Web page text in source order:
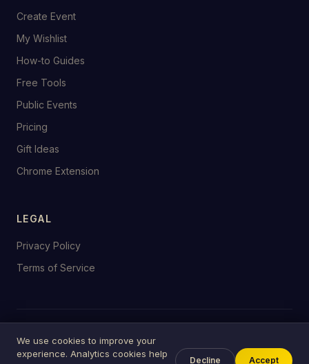
Create Event
My Wishlist
How-to Guides
Free Tools
Public Events
Pricing
Gift Ideas
Chrome Extension
LEGAL
Privacy Policy
Terms of Service
© 2026 birthday.tools
Made with ♥ for celebrations everywhere
We use cookies to improve your
experience. Analytics cookies help
Decline Accept